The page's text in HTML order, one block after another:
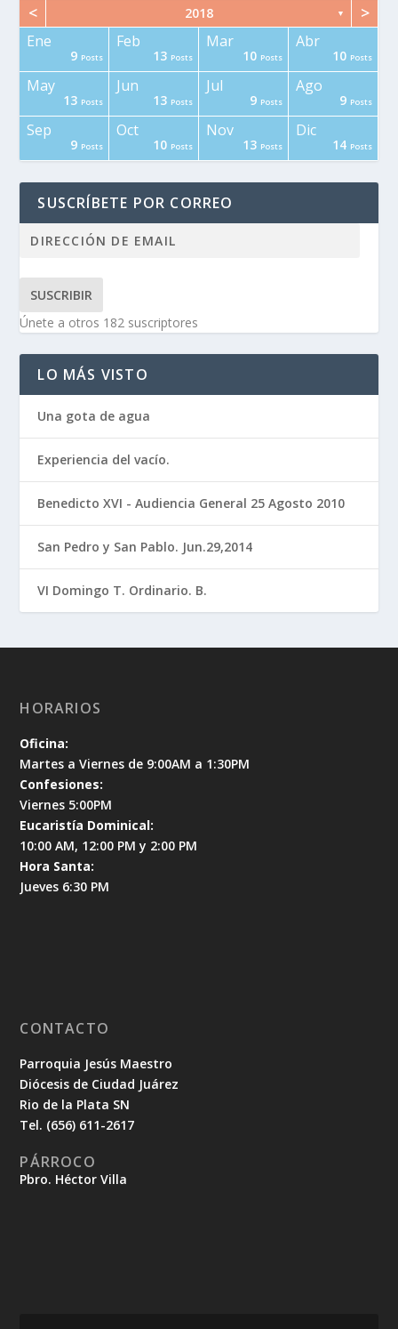
< 2018 ▼ >
Ene
9 Posts
Feb
13 Posts
Mar
10 Posts
Abr
10 Posts
May
13 Posts
Jun
13 Posts
Jul
9 Posts
Ago
9 Posts
Sep
9 Posts
Oct
10 Posts
Nov
13 Posts
Dic
14 Posts
SUSCRÍBETE POR CORREO
SUSCRIBIR
Únete a otros 182 suscriptores
LO MÁS VISTO
Una gota de agua
Experiencia del vacío.
Benedicto XVI - Audiencia General 25 Agosto 2010
San Pedro y San Pablo. Jun.29,2014
VI Domingo T. Ordinario. B.
HORARIOS
Oficina:
Martes a Viernes de 9:00AM a 1:30PM
Confesiones:
Viernes 5:00PM
Eucaristía Dominical:
10:00 AM, 12:00 PM y 2:00 PM
Hora Santa:
Jueves 6:30 PM
CONTACTO
Parroquia Jesús Maestro
Diócesis de Ciudad Juárez
Rio de la Plata SN
Tel. (656) 611-2617
PÁRROCO
Pbro. Héctor Villa